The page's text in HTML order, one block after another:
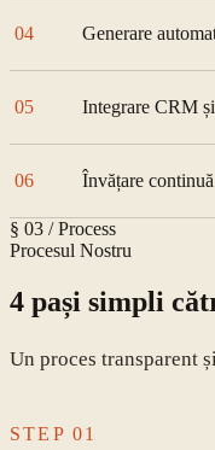
04 Generare
05 Integrare CRM
06 Învățare continuă
§ 03 / Process
Procesul Nostru
4 pași simpli
Un proces transparent
STEP01